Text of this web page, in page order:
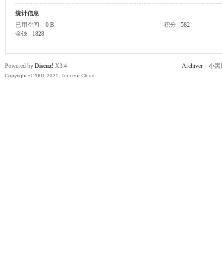
统计信息
已用空间
0 B 积分
582
金钱
1828
Archiver 小黑
Powered by Discuz! X3.4
Copyright © 2001-2021, Tencent Cloud.